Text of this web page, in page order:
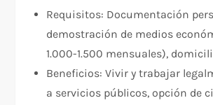
Requisitos: Documentación
demostración de medios
1.000-1.500 mensuales),
Beneficios: Vivir y trabajar
a servicios públicos, opción de